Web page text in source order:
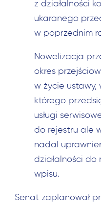
z działalności
ukaranego
w poprzednim
Nowelizacja
okres
w życie ustawy,
którego
usługi
do rejestru ale
nadal
działalności do
wpisu.
Senat zaplanował